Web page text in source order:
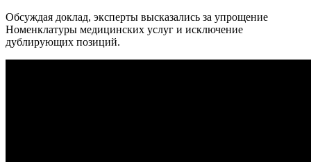
Обсуждая доклад, эксперты высказались за упрощение
Номенклатуры медицинских услуг и исключение
дублирующих позиций.